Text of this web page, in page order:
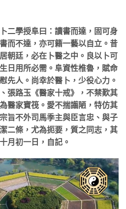
二學授阜曰：讀書而達，固可身
而不達，亦可籍一藝以自立。昔
朝廷，必在卜醫之中。良以卜可
日用所必需。阜資性椎魯，賦命
先人。尚幸於醫卜，少役心力。
張路玉《醫家十戒》，不禁歎其
醫家寶筏。愛不揣譾陋，特仿其
旨不外司馬季主與臣言忠、與子
二條，尤為扼要，質之同志，其
月初一日，自記。